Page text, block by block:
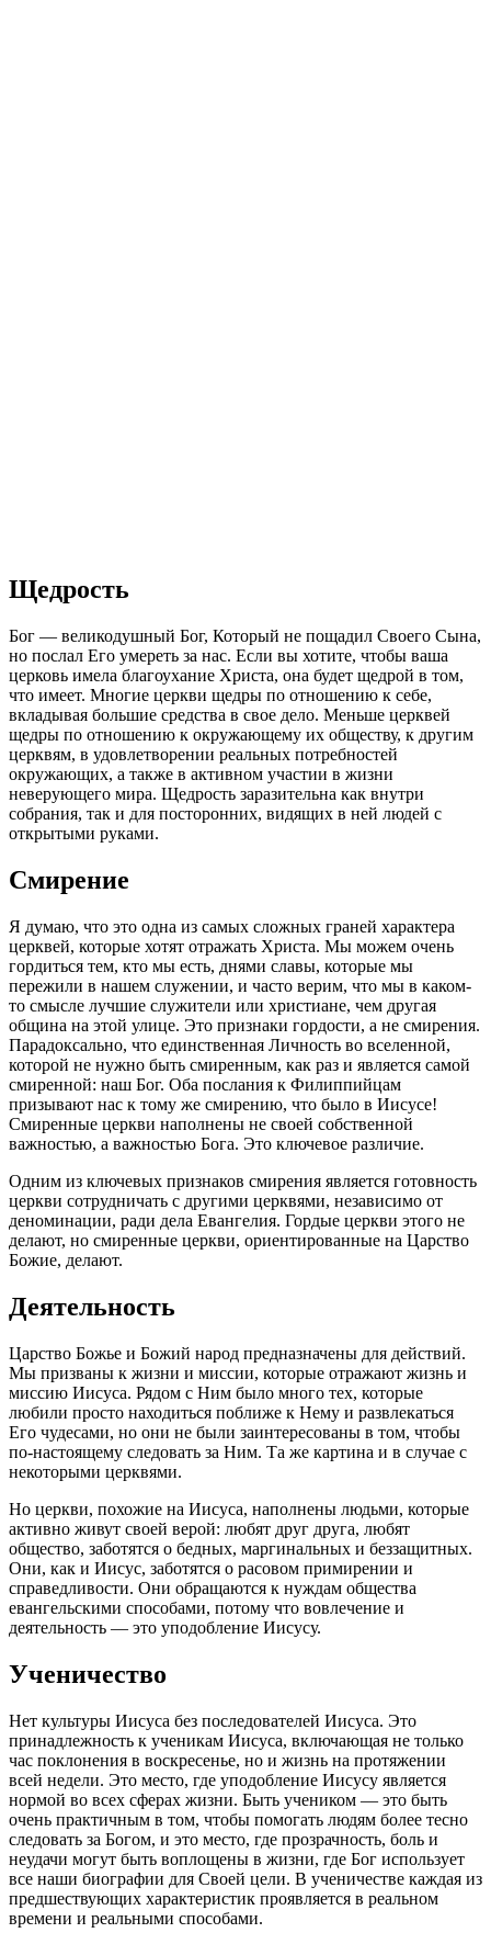
Щедрость
Бог — великодушный Бог, Который не пощадил Своего Сына,
но послал Его умереть за нас. Если вы хотите, чтобы ваша
церковь имела благоухание Христа, она будет щедрой в том,
что имеет. Многие церкви щедры по отношению к себе,
вкладывая большие средства в свое дело. Меньше церквей
щедры по отношению к окружающему их обществу, к другим
церквям, в удовлетворении реальных потребностей
окружающих, а также в активном участии в жизни
неверующего мира. Щедрость заразительна как внутри
собрания, так и для посторонних, видящих в ней людей с
открытыми руками.
Смирение
Я думаю, что это одна из самых сложных граней характера
церквей, которые хотят отражать Христа. Мы можем очень
гордиться тем, кто мы есть, днями славы, которые мы
пережили в нашем служении, и часто верим, что мы в каком-
то смысле лучшие служители или христиане, чем другая
община на этой улице. Это признаки гордости, а не смирения.
Парадоксально, что единственная Личность во вселенной,
которой не нужно быть смиренным, как раз и является самой
смиренной: наш Бог. Оба послания к Филиппийцам
призывают нас к тому же смирению, что было в Иисусе!
Смиренные церкви наполнены не своей собственной
важностью, а важностью Бога. Это ключевое различие.
Одним из ключевых признаков смирения является готовность
церкви сотрудничать с другими церквями, независимо от
деноминации, ради дела Евангелия. Гордые церкви этого не
делают, но смиренные церкви, ориентированные на Царство
Божие, делают.
Деятельность
Царство Божье и Божий народ предназначены для действий.
Мы призваны к жизни и миссии, которые отражают жизнь и
миссию Иисуса. Рядом с Ним было много тех, которые
любили просто находиться поближе к Нему и развлекаться
Его чудесами, но они не были заинтересованы в том, чтобы
по-настоящему следовать за Ним. Та же картина и в случае с
некоторыми церквями.
Но церкви, похожие на Иисуса, наполнены людьми, которые
активно живут своей верой: любят друг друга, любят
общество, заботятся о бедных, маргинальных и беззащитных.
Они, как и Иисус, заботятся о расовом примирении и
справедливости. Они обращаются к нуждам общества
евангельскими способами, потому что вовлечение и
деятельность — это уподобление Иисусу.
Ученичество
Нет культуры Иисуса без последователей Иисуса. Это
принадлежность к ученикам Иисуса, включающая не только
час поклонения в воскресенье, но и жизнь на протяжении
всей недели. Это место, где уподобление Иисусу является
нормой во всех сферах жизни. Быть учеником — это быть
очень практичным в том, чтобы помогать людям более тесно
следовать за Богом, и это место, где прозрачность, боль и
неудачи могут быть воплощены в жизни, где Бог использует
все наши биографии для Своей цели. В ученичестве каждая из
предшествующих характеристик проявляется в реальном
времени и реальными способами.